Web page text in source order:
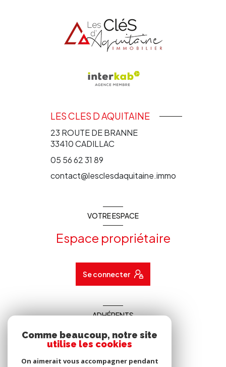
LES CLES D AQUITAINE
23 ROUTE DE BRANNE
33410CADILLAC
05 56 62 31 89
contact@lesclesdaquitaine.immo
VOTRE ESPACE
Espace propriétaire
Se connecter
ADHÉRENTS
Nous adhérons
Comme beaucoup, notre site
utilise les cookies
On aimerait vous accompagner pendant